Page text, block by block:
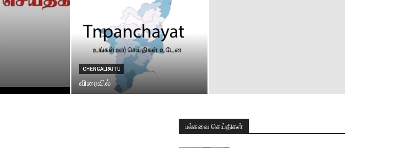
CHENGALPATTU
விரைவில்
பல்சுவை செய்திகள்